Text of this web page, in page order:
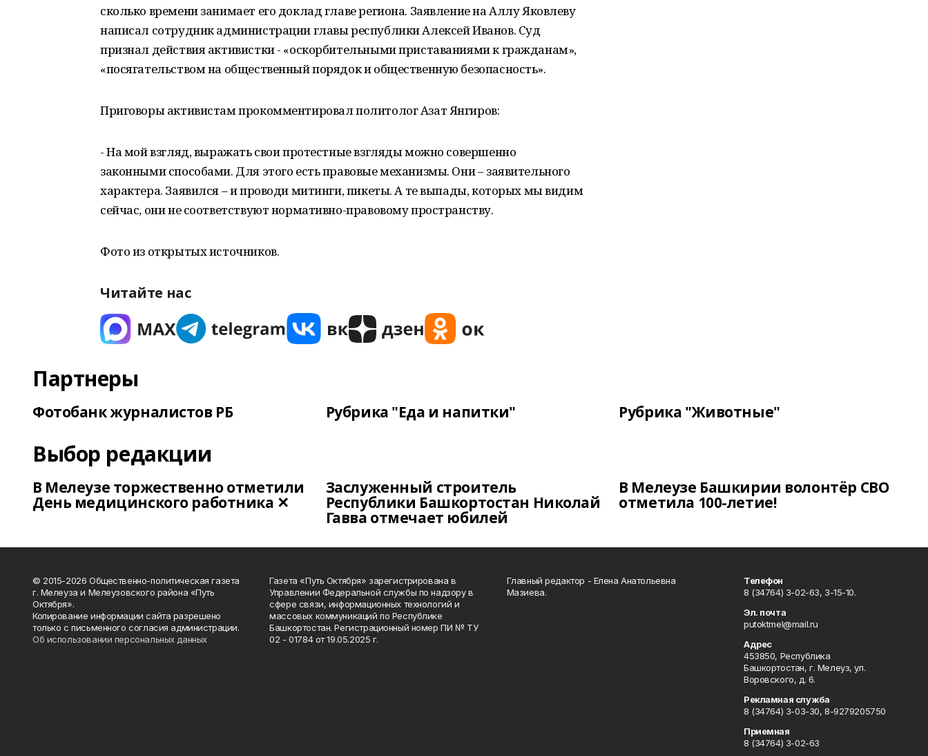
сколько времени занимает его доклад главе региона. Заявление на Аллу Яковлеву
написал сотрудник администрации главы республики Алексей Иванов. Суд
признал действия активистки - «оскорбительными приставаниями к гражданам»,
«посягательством на общественный порядок и общественную безопасность».
Приговоры активистам прокомментировал политолог Азат Янгиров:
- На мой взгляд, выражать свои протестные взгляды можно совершенно
законными способами. Для этого есть правовые механизмы. Они – заявительного
характера. Заявился – и проводи митинги, пикеты. А те выпады, которых мы видим
сейчас, они не соответствуют нормативно-правовому пространству.
Фото из открытых источников.
Читайте нас
Партнеры
Фотобанк журналистов РБ Рубрика "Еда и напитки" Рубрика "Животные"
Выбор редакции
В Мелеузе торжественно отметили
День медицинского работника ✕
Заслуженный строитель
Республики Башкортостан Николай
Гавва отмечает юбилей
В Мелеузе Башкирии волонтёр СВО
отметила 100-летие!
© 2015-2026 Общественно-политическая газета
г. Мелеуза и Мелеузовского района «Путь
Октября».
Копирование информации сайта разрешено
только с письменного согласия администрации.
Об использовании персональных данных
Газета «Путь Октября» зарегистрирована в
Управлении Федеральной службы по надзору в
сфере связи, информационных технологий и
массовых коммуникаций по Республике
Башкортостан. Регистрационный номер ПИ № ТУ
02 - 01784 от 19.05.2025 г.
Главный редактор - Елена Анатольевна
Мазиева.
Телефон
8 (34764) 3-02-63, 3-15-10.
Эл. почта
putoktmel@mail.ru
Адрес
453850, Республика
Башкортостан, г. Мелеуз, ул.
Воровского, д. 6.
Рекламная служба
8 (34764) 3-03-30, 8-9279205750
Приемная
8 (34764) 3-02-63